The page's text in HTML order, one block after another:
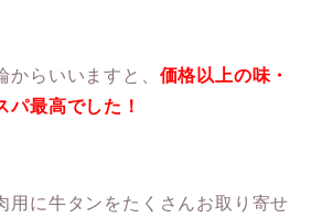
からいいますと、 価格以上の味・
パ最高でした！
用に牛タンをたくさんお取り寄せ